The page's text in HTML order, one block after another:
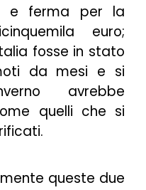
e ferma per la
euro;
fosse in stato
da mesi e si
avrebbe
quelli che si
queste due